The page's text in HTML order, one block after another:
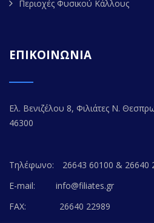
Περιοχές Φυσικού Κάλλους
ΕΠΙΚΟΙΝΩΝΙΑ
Ελ. Βενιζέλου 8, Φιλιάτες Ν.
46300
Τηλέφωνο:
26643 60100 & 26640
E-mail:
info@filiates.gr
FAX:
26640 22989